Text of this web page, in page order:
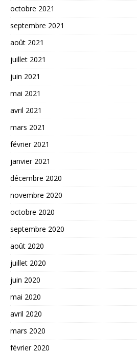
octobre 2021
septembre 2021
août 2021
juillet 2021
juin 2021
mai 2021
avril 2021
mars 2021
février 2021
janvier 2021
décembre 2020
novembre 2020
octobre 2020
septembre 2020
août 2020
juillet 2020
juin 2020
mai 2020
avril 2020
mars 2020
février 2020